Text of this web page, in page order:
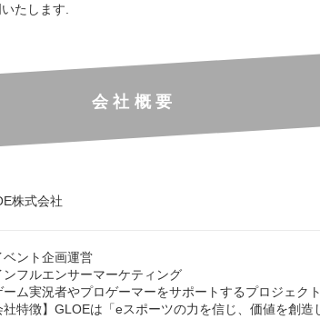
たします.
会社概要
株式会社
ベント企画運営
ンフルエンサーマーケティング
ーム実況者やプロゲーマーをサポートするプロジェク
社特徴】GLOEは「eスポーツの力を信じ、価値を創造